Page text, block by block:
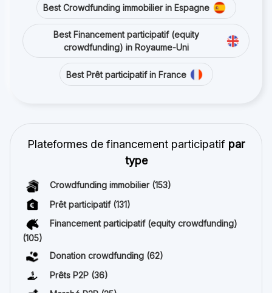
Best Crowdfunding immobilier in Espagne
Best Financement participatif (equity
crowdfunding) in Royaume-Uni
Best Prêt participatif in France
Plateformes de financement participatif par
type
Crowdfunding immobilier (153)
Prêt participatif (131)
Financement participatif (equity crowdfunding)
(105)
Donation crowdfunding (62)
Prêts P2P (36)